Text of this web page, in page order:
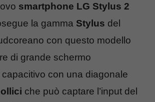
smartphone LG Stylus 2
la gamma Stylus del
con questo modello
di grande schermo
con una diagonale
che può captare l’input del